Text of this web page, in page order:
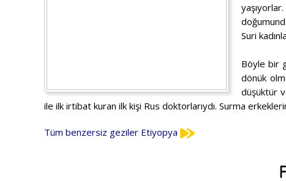
Suri
Böyle bir
dönük
düşüktür
ile ilk irtibat kuran ilk kişi Rus doktorlarıydı. Surma
Tüm benzersiz geziler Etiyopya